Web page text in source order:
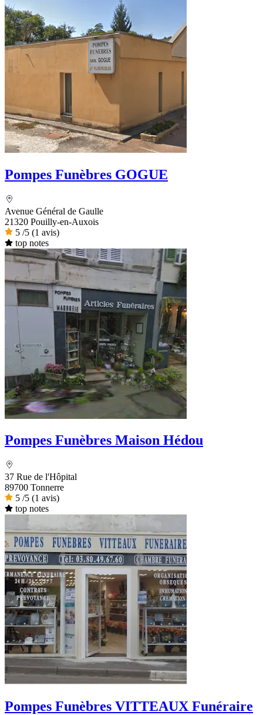
Pompes Funèbres GOGUE
Avenue Général de Gaulle
21320 Pouilly-en-Auxois
5 /5 (1 avis)
top notes
Pompes Funèbres Maison Hédou
37 Rue de l'Hôpital
89700 Tonnerre
5 /5 (1 avis)
top notes
Pompes Funèbres VITTEAUX Funéraire